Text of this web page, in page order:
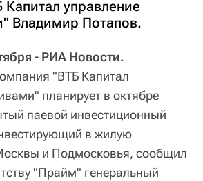
управление
Владимир Потапов.
- РИА Новости.
"ВТБ Капитал
планирует в октябре
паевой инвестиционный
в жилую
и Подмосковья, сообщил
"Прайм" генеральный